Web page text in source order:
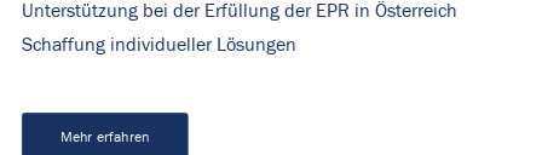
Unterstützung bei der Erfüllung der EPR in Österreich
Schaffung individueller Lösungen
Mehr erfahren